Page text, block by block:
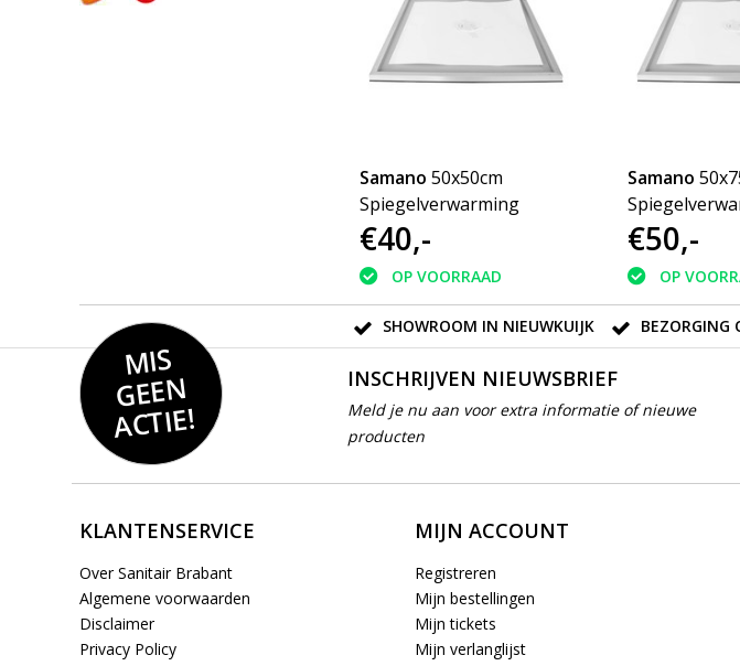
Samano 50x50cm
Spiegelverwarming
€40,-
OP VOORRAAD
Samano
€50,-
OP
SHOWROOM IN NIEUWKUIJK BEZORGING
MIS
GEE
N
ACTIE!
INSCHRIJVEN NIEUWSBRIEF
Meld je nu aan voor extra informatie of nieuwe
producten
KLANTENSERVICE
Over Sanitair Brabant
Algemene voorwaarden
Disclaimer
Privacy Policy
MIJN ACCOUNT
Registreren
Mijn bestellingen
Mijn tickets
Mijn verlanglijst